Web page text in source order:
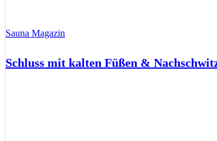
Sauna Magazin
Schluss mit kalten Füßen &